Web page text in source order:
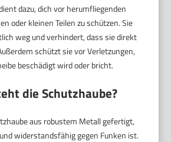
dazu, dich vor herumfliegenden
oder kleinen Teilen zu schützen. Sie
weg und verhindert, dass sie direkt
schützt sie vor Verletzungen,
beschädigt wird oder bricht.
die Schutzhaube?
aus robustem Metall gefertigt,
widerstandsfähig gegen Funken ist.